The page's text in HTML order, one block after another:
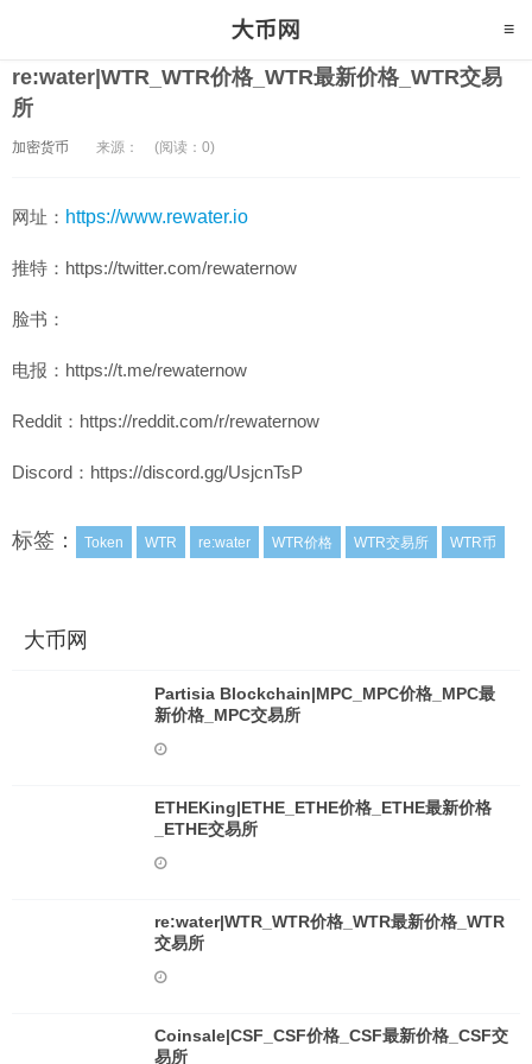
re:water|WTR_WTR价格_WTR最新价格_WTR交易
所
加密货币 来源： (阅读：0)
网址： https://www.rewater.io
推特：https://twitter.com/rewaternow
脸书：
电报：https://t.me/rewaternow
Reddit：https://reddit.com/r/rewaternow
Discord：https://discord.gg/UsjcnTsP
标签： Token WTR re:water WTR价格 WTR交易所 WTR币
大币网
Partisia Blockchain|MPC_MPC价格_MPC最
新价格_MPC交易所
ETHEKing|ETHE_ETHE价格_ETHE最新价格
_ETHE交易所
re:water|WTR_WTR价格_WTR最新价格_WTR
交易所
Coinsale|CSF_CSF价格_CSF最新价格_CSF交
易所